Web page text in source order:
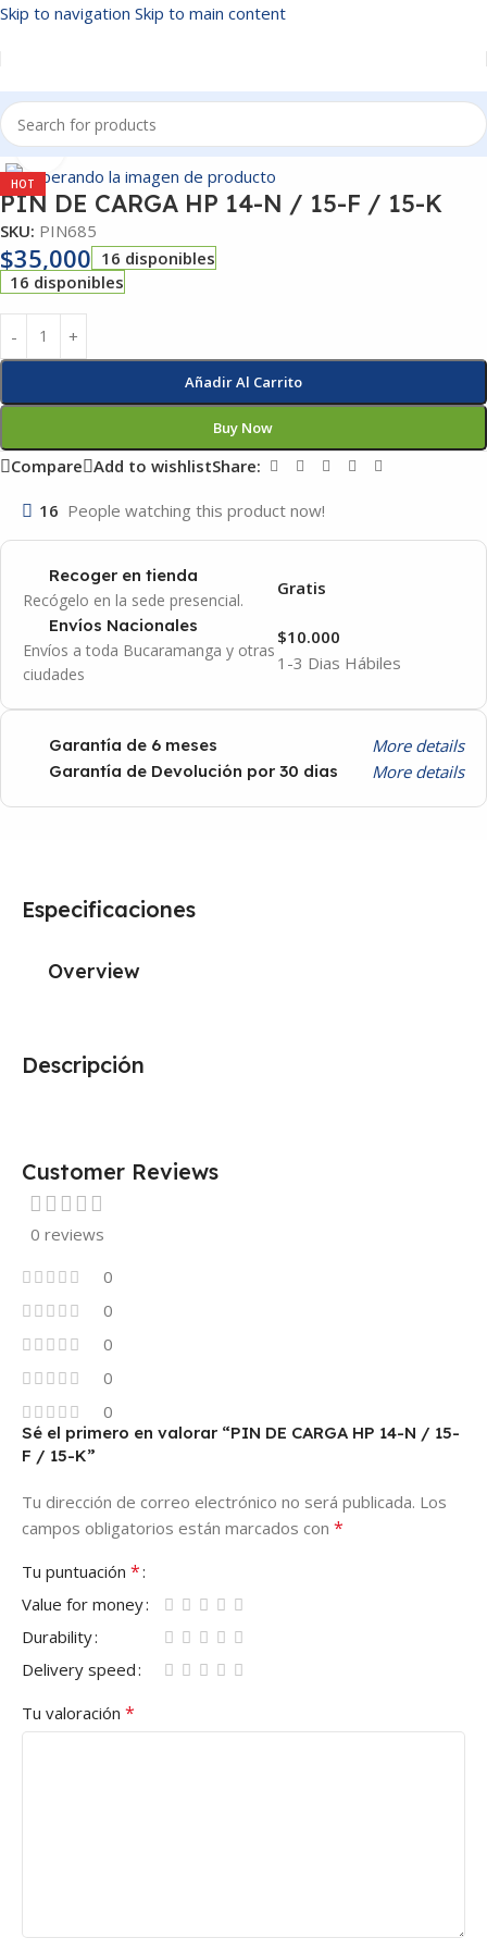
Skip to navigation Skip to main content
Inicio/PIN DE CARGA
HOT
Click to enlarge
PIN DE CARGA HP 14-N / 15-F / 15-K
SKU: PIN685
$35,000 16 disponibles
16 disponibles
Añadir Al Carrito
Buy Now
Compare Add to wishlistShare:
16 People watching this product now!
Recoger en tienda
Recógelo en la sede presencial.
Gratis
Envíos Nacionales
Envíos a toda Bucaramanga y otras
ciudades
1-3 Dias Hábiles
$10.000
Garantía de 6 meses More details
Garantía de Devolución por 30 dias More details
Descripción
Especificaciones
Overview
Customer Reviews
0 reviews
0
0
0
0
0
Sé el primero en valorar “PIN DE CARGA HP 14-N / 15-
F / 15-K”
Tu dirección de correo electrónico no será publicada. Los
campos obligatorios están marcados con *
Tu puntuación *
Value for money
Durability
Delivery speed
Tu valoración *